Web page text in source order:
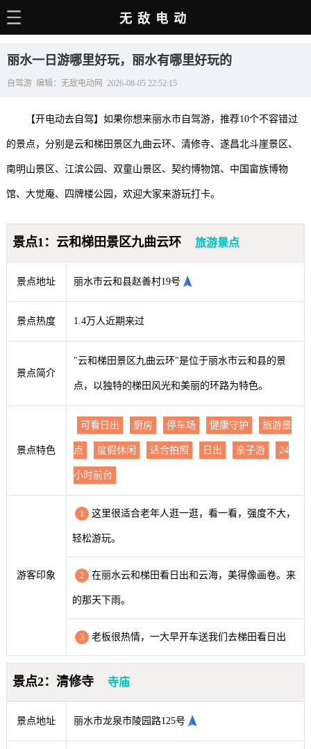
电动百科
选车推荐
充电站
销量榜
经销商
无敌电动
丽水一日游哪里好玩，丽水有哪里好玩的
自驾游 编辑：无敌电动网 2026-08-05 22:52:15
【开电动去自驾】如果你想来丽水市自驾游，推荐10个不容错过
的景点，分别是云和梯田景区九曲云环、清修寺、遂昌北斗崖景区、
南明山景区、江滨公园、双童山景区、契约博物馆、中国畲族博物
馆、大觉庵、四牌楼公园，欢迎大家来游玩打卡。
景点1：云和梯田景区九曲云环 旅游景点
景点地址 丽水市云和县赵善村19号
景点热度 1.4万人近期来过
景点简介
"云和梯田景区九曲云环"是位于丽水市云和县的景
点，以独特的梯田风光和美丽的环路为特色。
景点特色
可看日出 厨房 停车场 健康守护 旅游景
点 度假休闲 适合拍照 日出 亲子游 24
小时前台
游客印象
1 这里很适合老年人逛一逛，看一看，强度不大，
轻松游玩。
2 在丽水云和梯田看日出和云海，美得像画卷。来
的那天下雨。
3 老板很热情，一大早开车送我们去梯田看日出
景点2：清修寺 寺庙
景点地址 丽水市龙泉市陵园路125号